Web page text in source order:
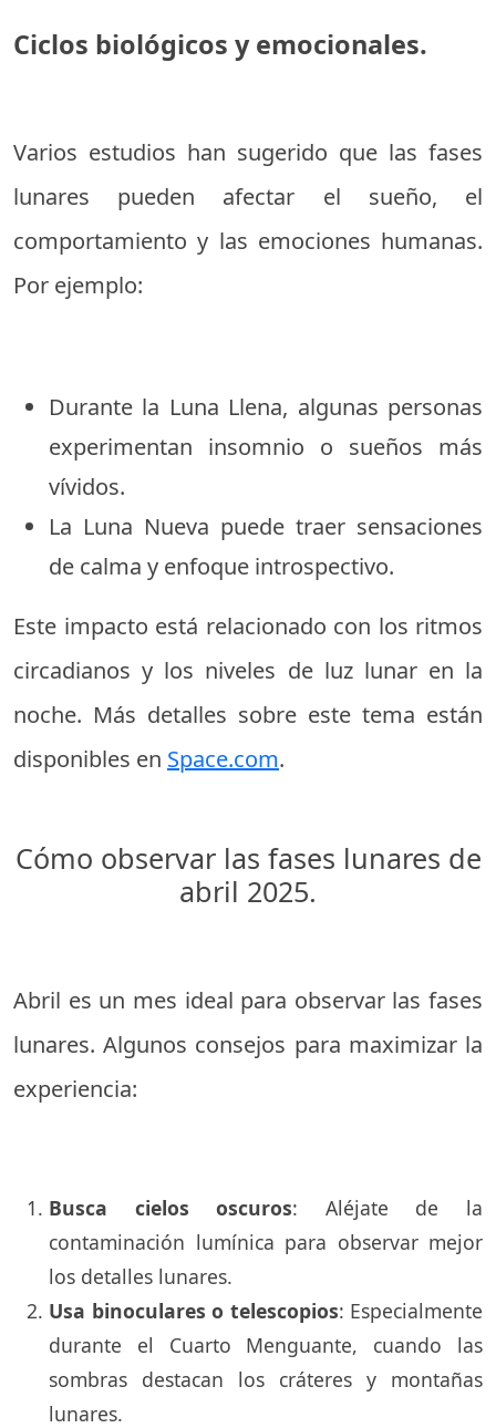
Ciclos biológicos y emocionales.
Varios estudios han sugerido que las fases
lunares pueden afectar el sueño, el
comportamiento y las emociones humanas.
Por ejemplo:
Durante la Luna Llena, algunas personas
experimentan insomnio o sueños más
vívidos.
La Luna Nueva puede traer sensaciones
de calma y enfoque introspectivo.
Este impacto está relacionado con los ritmos
circadianos y los niveles de luz lunar en la
noche. Más detalles sobre este tema están
disponibles en Space.com.
Cómo observar las fases lunares de
abril 2025.
Abril es un mes ideal para observar las fases
lunares. Algunos consejos para maximizar la
experiencia:
Busca cielos oscuros: Aléjate de la
contaminación lumínica para observar mejor
los detalles lunares.
Usa binoculares o telescopios: Especialmente
durante el Cuarto Menguante, cuando las
sombras destacan los cráteres y montañas
lunares.